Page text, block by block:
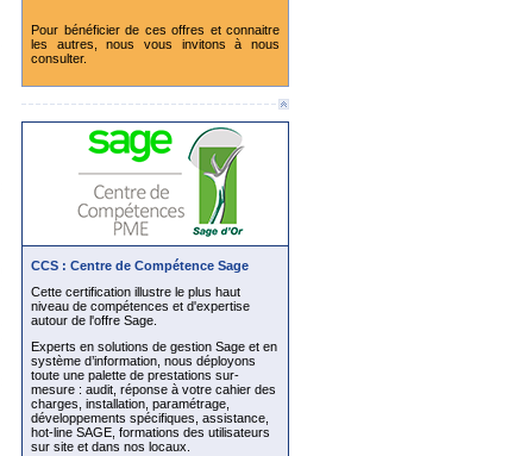
Pour bénéficier de ces offres et connaitre
les autres, nous vous invitons à nous
consulter.
CCS : Centre de Compétence Sage
Cette certification illustre le plus haut
niveau de compétences et d'expertise
autour de l'offre Sage.
Experts en solutions de gestion Sage et en
système d’information, nous déployons
toute une palette de prestations sur-
mesure : audit, réponse à votre cahier des
charges, installation, paramétrage,
développements spécifiques, assistance,
hot-line SAGE, formations des utilisateurs
sur site et dans nos locaux.